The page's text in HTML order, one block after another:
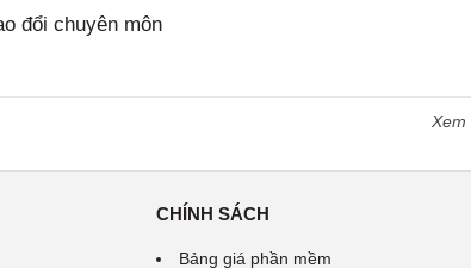
đổi chuyên môn
CHÍNH SÁCH
Bảng giá phần mềm